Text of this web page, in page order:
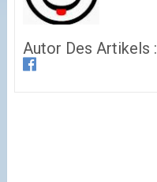
Autor Des Artikels :